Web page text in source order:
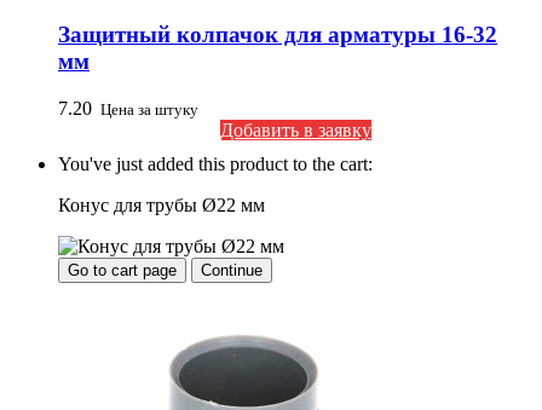
Защитный колпачок для арматуры 16-32
мм
7.20 Цена за штуку
Добавить в заявку
You've just added this product to the cart:
Конус для трубы Ø22 мм
Go to cart page Continue